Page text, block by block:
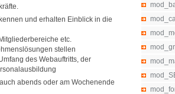
und erhalten Einblick in die
etc.
stellen
des Webauftritts, der
abends oder am Wochenende